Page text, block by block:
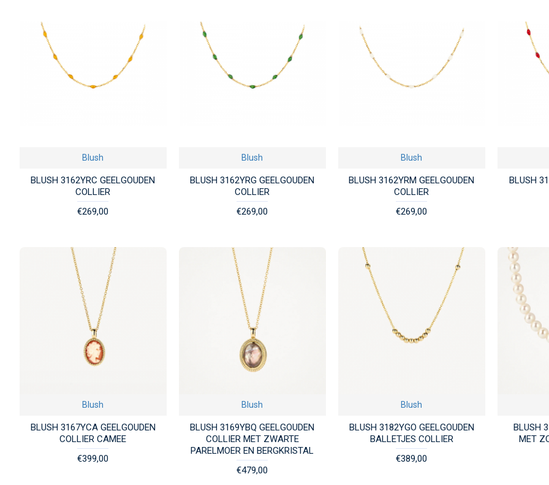
Blush
BLUSH 3162YRC GEELGOUDEN
COLLIER
€269,00
Blush
BLUSH 3162YRG GEELGOUDEN
COLLIER
€269,00
Blush
BLUSH 3162YRM GEELGOUDEN
COLLIER
€269,00
BLUSH
Blush
BLUSH 3167YCA GEELGOUDEN
COLLIER CAMEE
€399,00
Blush
BLUSH 3169YBQ GEELGOUDEN
COLLIER MET ZWARTE
PARELMOER EN BERGKRISTAL
€479,00
Blush
BLUSH 3182YGO GEELGOUDEN
BALLETJES COLLIER
€389,00
BLUSH
MET